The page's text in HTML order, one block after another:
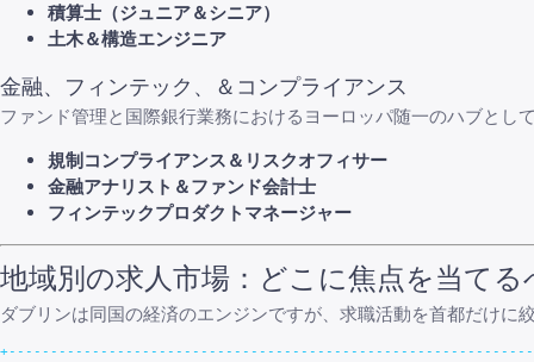
積算士（ジュニア＆シニア）
土木＆構造エンジニア
金融、フィンテック、＆コンプライアンス
ファンド管理と国際銀行業務におけるヨーロッパ随一のハブと
規制コンプライアンス＆リスクオフィサー
金融アナリスト＆ファンド会計士
フィンテックプロダクトマネージャー
地域別の求人市場：どこに焦点を当てる
ダブリンは同国の経済のエンジンですが、求職活動を首都だけ